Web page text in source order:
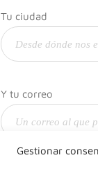
Gestionar
Tu ciudad
Y tu correo